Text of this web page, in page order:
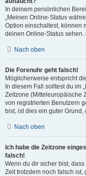
In deinem persönlichen
„Meinen Online-Status
Option einschaltest, können
deinen Online-Status
Nach oben
Die Forenuhr geht falsch!
Möglicherweise entspricht
In diesem Fall solltest du im
Zeitzone (Mitteleuropäische
von registrierten Benutzern
bist, ist dies ein guter Grund,
Nach oben
Ich habe die Zeitzone
falsch!
Wenn du dir sicher bist,
Zeit trotzdem noch falsch